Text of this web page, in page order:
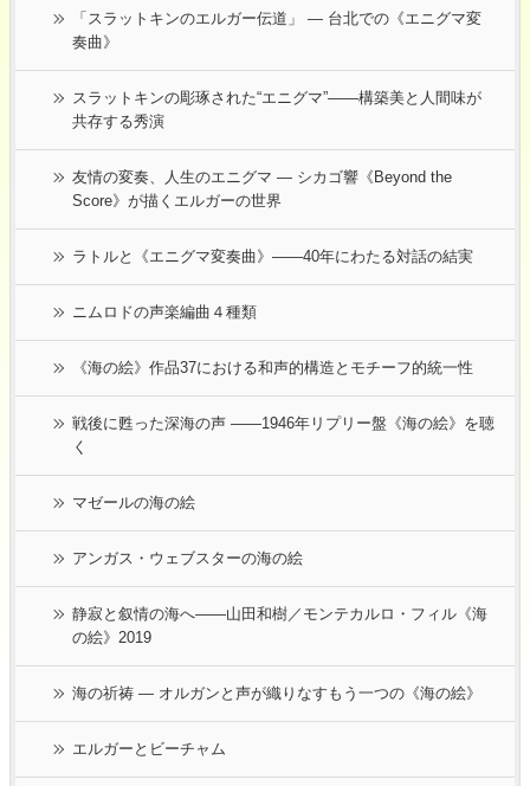
「スラットキンのエルガー伝道」 ― 台北での《エニグマ変
奏曲》
スラットキンの彫琢された“エニグマ”——構築美と人間味が
共存する秀演
友情の変奏、人生のエニグマ ― シカゴ響《Beyond the
Score》が描くエルガーの世界
ラトルと《エニグマ変奏曲》――40年にわたる対話の結実
ニムロドの声楽編曲４種類
《海の絵》作品37における和声的構造とモチーフ的統一性
戦後に甦った深海の声 ――1946年リプリー盤《海の絵》を聴
く
マゼールの海の絵
アンガス・ウェブスターの海の絵
静寂と叙情の海へ――山田和樹／モンテカルロ・フィル《海
の絵》2019
海の祈祷 ― オルガンと声が織りなすもう一つの《海の絵》
エルガーとビーチャム